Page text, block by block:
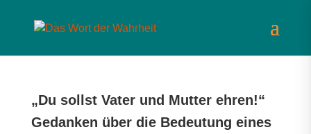
„Du sollst Vater und Mutter ehren!“
Gedanken über die Bedeutung eines